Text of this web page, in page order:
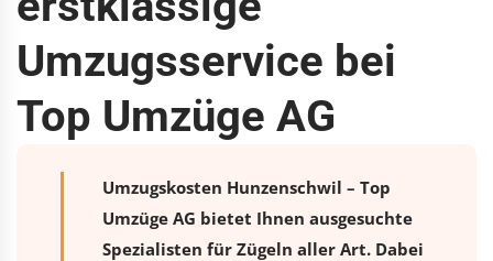
Umzugsservice bei
Top Umzüge AG
Umzugskosten Hunzenschwil – Top
Umzüge AG bietet Ihnen ausgesuchte
Spezialisten für Zügeln aller Art. Dabei